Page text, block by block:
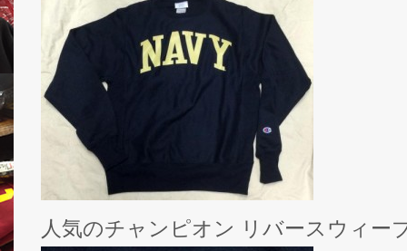
人気のチャンピオン リバースウィー